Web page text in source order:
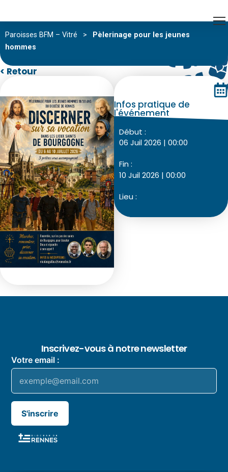
Paroisses BFM – Vitré >
Pèlerinage pour les jeunes
hommes
< Retour
Infos pratique de
l'événement
Début :
06 Juil 2026 | 00:00
Fin :
10 Juil 2026 | 00:00
Lieu :
Inscrivez-vous à notre newsletter
Votre email :
S'inscrire